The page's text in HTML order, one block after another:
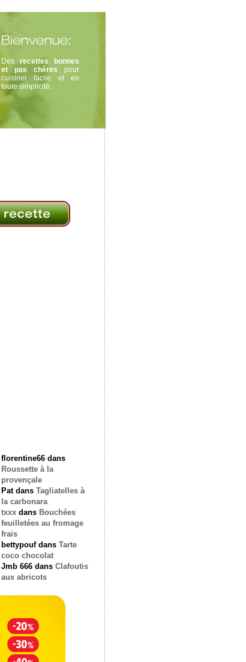
Des recettes bonnes
et pas chères pour
cuisiner facile et en
toute simplicité.
florentine66 dans
Roussette à la
provençale
Patdans Tagliatelles à
la carbonara
txxx dans Bouchées
feuilletées au fromage
frais
bettypoufdans Tarte
coco chocolat
Jmb 666 dans Clafoutis
aux abricots